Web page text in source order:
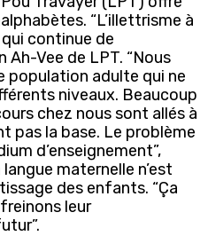
“L’illettrisme à
continue de
Ah-Vee de LPT. “Nous
population adulte qui ne
niveaux. Beaucoup
chez nous sont allés à
pas la base. Le problème
d’enseignement”,
maternelle n’est
des enfants. “Ça
leur